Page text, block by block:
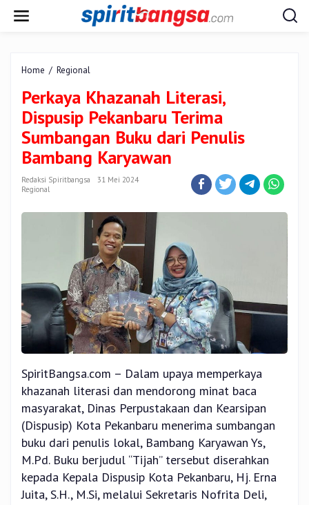
Home / Regional
Literasi,
Dispusip
Pekanbaru
Terima
Sumbangan
Buku
dari
Karyawan
Perkaya Khazanah Literasi,
Dispusip Pekanbaru Terima
Sumbangan Buku dari Penulis
Bambang Karyawan
Redaksi Spiritbangsa
31 Mei 2024
Regional
SpiritBangsa.com – Dalam upaya memperkaya
khazanah literasi dan mendorong minat baca
masyarakat, Dinas Perpustakaan dan Kearsipan
(Dispusip) Kota Pekanbaru menerima sumbangan
buku dari penulis lokal, Bambang Karyawan Ys,
M.Pd. Buku berjudul “Tijah” tersebut diserahkan
kepada Kepala Dispusip Kota Pekanbaru, Hj. Erna
Juita, S.H., M.Si, melalui Sekretaris Nofrita Deli,